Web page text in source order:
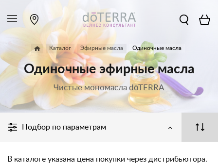
Каталог Эфирные масла Одиночные масла
Одиночные эфирные масла
Чистые мономасла dōTERRA
Подбор по параметрам
В каталоге указана цена покупки через дистрибьютора.